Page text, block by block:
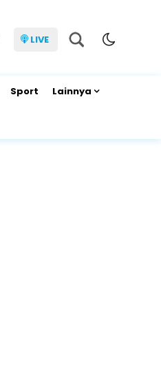
LIVE
Sport Lainnya